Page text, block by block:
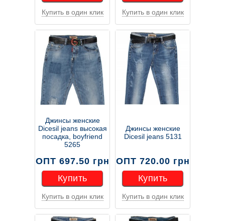
Купить
Купить в один клик
Купить
Купить в один клик
Джинсы женские
Dicesil jeans высокая
посадка, boyfriend
5265
ОПТ 697.50 грн
Купить
Купить
Купить в один клик
Джинсы женские
Dicesil jeans 5131
ОПТ 720.00 грн
Купить
Купить
Купить в один клик